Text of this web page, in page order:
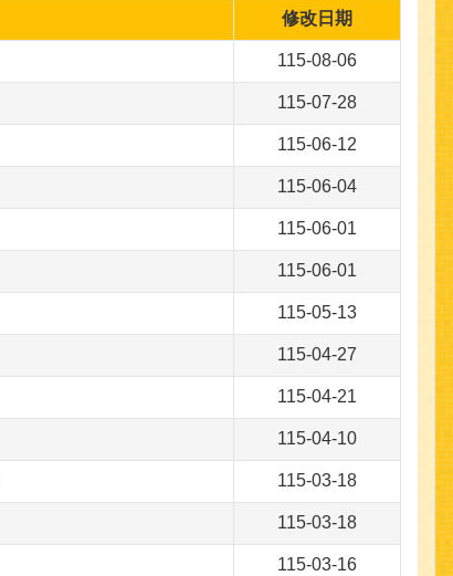
修改日期
115-08-06
115-07-28
115-06-12
115-06-04
115-06-01
115-06-01
115-05-13
115-04-27
115-04-21
115-04-10
115-03-18
115-03-18
115-03-16